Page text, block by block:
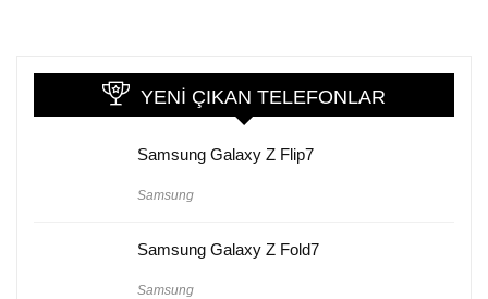
YENI ÇIKAN TELEFONLAR
Samsung Galaxy Z Flip7
Samsung
Samsung Galaxy Z Fold7
Samsung